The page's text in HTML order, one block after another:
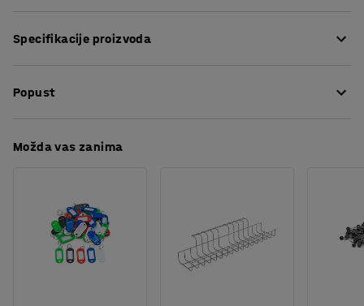
izravno na zid. To vam štedi prostor, jer nema potrebe da
nosač je također odličan izbor ukoliko planirate
Specifikacije proizvoda
Širina:
Potreban broj osoba
Popust
Možda vas zanima